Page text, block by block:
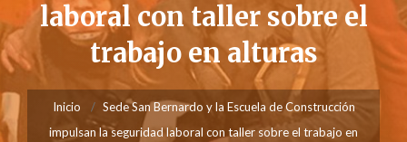
laboral con taller sobre el
trabajo en alturas
Inicio
Sede San Bernardo y la Escuela de Construcción
impulsan la seguridad laboral con taller sobre el trabajo en